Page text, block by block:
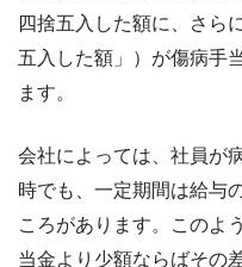
四捨五入した額に、さら
五入した額」）が傷病手
ます。
会社によっては、社員が
時でも、一定期間は給与
ころがあります。このよ
当金より少額ならばその